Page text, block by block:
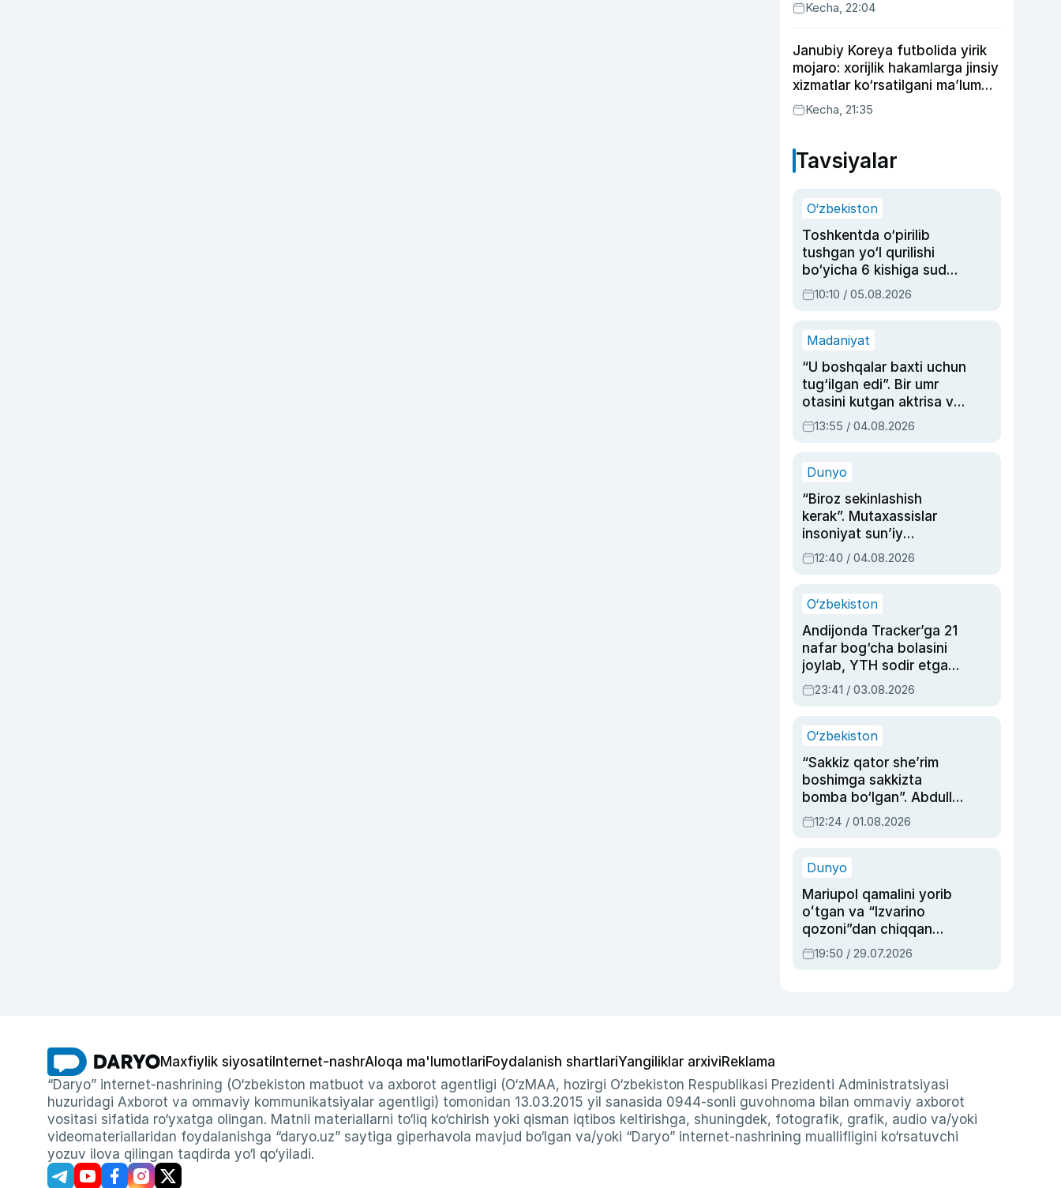
Kecha, 22:04
Janubiy Koreya futbolida yirik
mojaro: xorijlik hakamlarga jinsiy
xizmatlar ko‘rsatilgani ma’lum
qilindi
Kecha, 21:35
Tavsiyalar
O‘zbekiston
Toshkentda o‘pirilib
tushgan yo‘l qurilishi
bo‘yicha 6 kishiga sud
hukmi o‘qildi
10:10 / 05.08.2026
Madaniyat
“U boshqalar baxti uchun
tug‘ilgan edi”. Bir umr
otasini kutgan aktrisa va
dublyaj ustasi Rimma
Ahmedovaning
13:55 / 04.08.2026
Dunyo
“Biroz sekinlashish
kerak”. Mutaxassislar
insoniyat sun’iy
intellektni boshqara
olmay qolishidan xavotir
12:40 / 04.08.2026
O‘zbekiston
Andijonda Tracker’ga 21
nafar bog‘cha bolasini
joylab, YTH sodir etgan
ayolga sud hukmi o‘qildi
23:41 / 03.08.2026
O‘zbekiston
“Sakkiz qator she’rim
boshimga sakkizta
bomba bo‘lgan”. Abdulla
Oripovni siyosiy
ayblovlardan asrab
12:24 / 01.08.2026
Dunyo
Mariupol qamalini yorib
oʻtgan va “Izvarino
qozoni”dan chiqqan
qahramon — Ukraina
armiyasi bosh
19:50 / 29.07.2026
Maxfiylik siyosati Internet-nashrAloqa ma'lumotlariFoydalanish shartlariYangiliklar arxiviReklama
“Daryo” internet-nashrining (O‘zbekiston matbuot va axborot agentligi (O‘zMAA, hozirgi O‘zbekiston Respublikasi Prezidenti Administratsiyasi
huzuridagi Axborot va ommaviy kommunikatsiyalar agentligi) tomonidan 13.03.2015 yil sanasida 0944-sonli guvohnoma bilan ommaviy axborot
vositasi sifatida ro‘yxatga olingan. Matnli materiallarni to‘liq ko‘chirish yoki qisman iqtibos keltirishga, shuningdek, fotografik, grafik, audio va/yoki
videomateriallaridan foydalanishga “daryo.uz” saytiga giperhavola mavjud bo‘lgan va/yoki “Daryo” internet-nashrining muallifligini ko‘rsatuvchi
yozuv ilova qilingan taqdirda yo‘l qo‘yiladi.